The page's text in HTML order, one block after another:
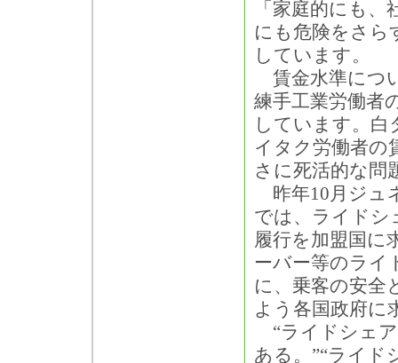
「家庭的にも
にも危険をさら
しています。
賃金水準につ
練手工業労働者
しています。
イタク労働者の
さに死活的な問
昨年10月ジュ
では、ライドシ
履行を加盟国に
ーバー等のライ
に、乗客の安全
よう各国政府に
“ライドシェア
ある。”“ライド